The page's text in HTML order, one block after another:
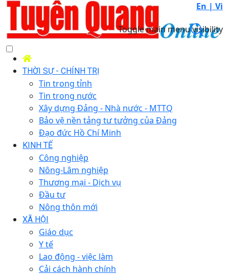
En | Vi
Toggle main menu visibility
THỜI SỰ - CHÍNH TRỊ
Tin trong tỉnh
Tin trong nước
Xây dựng Đảng - Nhà nước - MTTQ
Bảo vệ nền tảng tư tưởng của Đảng
Đạo đức Hồ Chí Minh
KINH TẾ
Công nghiệp
Nông-Lâm nghiệp
Thương mại - Dịch vụ
Đầu tư
Nông thôn mới
XÃ HỘI
Giáo dục
Y tế
Lao động - việc làm
Cải cách hành chính